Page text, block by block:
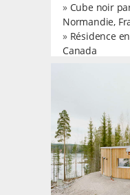
» Cube noir
Normandie,
» Résidence
Canada